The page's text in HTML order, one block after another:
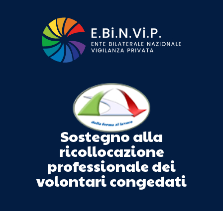
Sostegno alla
ricollocazione
professionale dei
volontari congedati